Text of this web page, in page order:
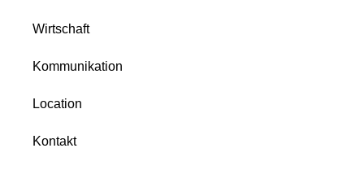
Wirtschaft
Kommunikation
Location
Kontakt